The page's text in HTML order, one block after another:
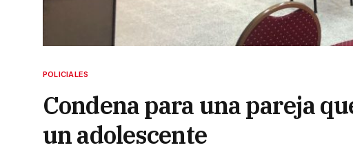
POLICIALES
Condena para una pareja
un adolescente